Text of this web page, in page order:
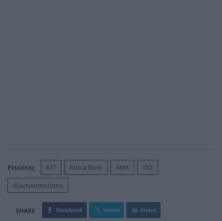
Ετικέτες ΑΤΤ Attica Bank ΑΜΚ
ΤΧΣ
ιδιωτικοποιήσεις
facebook tweet share